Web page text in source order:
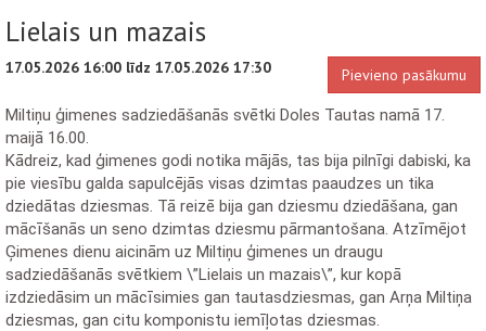
Lielais un mazais
17.05.2026 16:00 līdz 17.05.2026 17:30 Pievieno pasākumu
Miltiņu ģimenes sadziedāšanās svētki Doles Tautas namā 17.
maijā 16.00.
Kādreiz, kad ģimenes godi notika mājās, tas bija pilnīgi dabiski, ka
pie viesību galda sapulcējās visas dzimtas paaudzes un tika
dziedātas dziesmas. Tā reizē bija gan dziesmu dziedāšana, gan
mācīšanās un seno dzimtas dziesmu pārmantošana. Atzīmējot
Ģimenes dienu aicinām uz Miltiņu ģimenes un draugu
sadziedāšanās svētkiem \”Lielais un mazais\”, kur kopā
izdziedāsim un mācīsimies gan tautasdziesmas, gan Arņa Miltiņa
dziesmas, gan citu komponistu iemīļotas dziesmas.